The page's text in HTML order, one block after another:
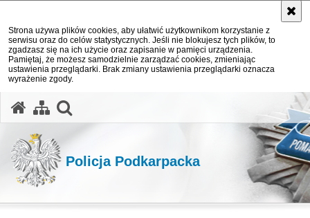
Strona używa plików cookies, aby ułatwić użytkownikom korzystanie z
serwisu oraz do celów statystycznych. Jeśli nie blokujesz tych plików, to
zgadzasz się na ich użycie oraz zapisanie w pamięci urządzenia.
Pamiętaj, że możesz samodzielnie zarządzać cookies, zmieniając
ustawienia przeglądarki. Brak zmiany ustawienia przeglądarki oznacza
wyrażenie zgody.
Policja Podkarpacka